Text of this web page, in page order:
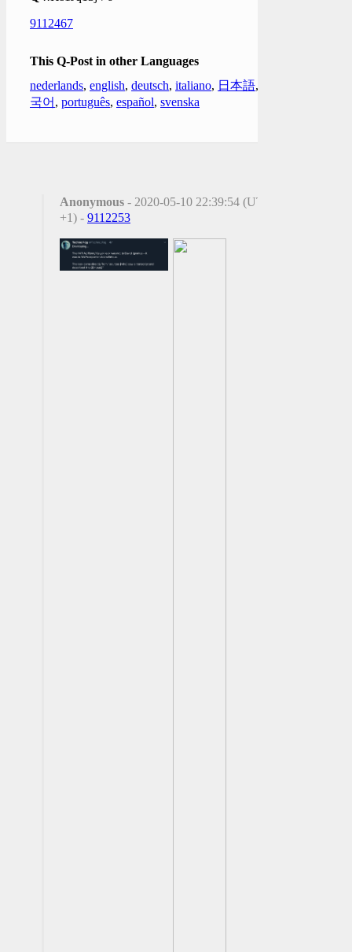
9112467
This Q-Post in other Languages
nederlands, english, deutsch, italiano, 日本語,
국어 , português, español, svenska
Anonymous - 2020-05-10 22:39:54 (UTC
+1) - 9112253